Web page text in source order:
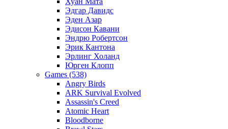
Эдгар Давидс
Эден Азар
Эдисон Кавани
Эндрю Робертсон
Эрик Кантона
Эрлинг Холанд
Юрген Клопп
Games (538)
Angry Birds
ARK Survival Evolved
Assassin's Creed
Atomic Heart
Bloodborne